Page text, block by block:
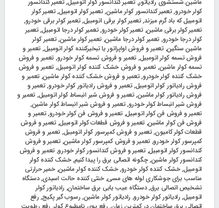
ماشین.شستشوی رادیاتور,تعمیر کندانسور کولر اتومبیل,تعمیر کندانسور
کولر خودرو,تعمیر کندانسور کولر ماشین,تعمیر کولر اتومبیل,تعمیر کولر
اتومبیل که باد گرم میزند,تعمیر کولر برقی اتومبیل,تعمیر کولر برقی خودرو,
تعمیر کولر برقی ماشین,تعمیر کولر خودرو,تعمیر کولر درجا اتومبیل,تعمیر
کولر درجا خودرو,تعمیر کولر درجا ماشین,تعمیر کولر ماشین,تعمیر کولر
ماشین سنگین,تعمیر و فروش اواپراتور یا تبخیرکننده کولر اتومبیل,تعمیر و
فروش تسمه کولر اتومبیل,تعمیر و فروش تسمه کولر خودرو,تعمیر و فروش
تسمه کولر ماشین,تعمیر و فروش خشک‌ کننده کولر اتومبیل,تعمیر و فروش
خشک‌ کننده کولر خودرو,تعمیر و فروش خشک‌ کننده کولر ماشین,تعمیر و
فروش رادیاتور کولر اتومبیل,تعمیر و فروش رادیاتور کولر خودرو,تعمیر و
فروش رادیاتور کولر ماشین,تعمیر و فروش شیر انبساط کولر اتومبیل,تعمیر و
فروش شیر انبساط کولر خودرو,تعمیر و فروش شیر انبساط کولر ماشین,
تعمیر و فروش فن کولر اتومبیل,تعمیر و فروش فن کولر خودرو,تعمیر و
فروش فن کولر ماشین,تعمیر و فروش قطعات کولر اتومبیل,تعمیر و فروش
قطعات کولر کامیون,تعمیر و فروش کمپرسور کولر اتومبیل,تعمیر و فروش
کمپرسور کولر خودرو,تعمیر و فروش کمپرسور کولر ماشین,تعمیر و فروش
کندانسور کولر اتومبیل,تعمیر و فروش کندانسور کولر خودرو,تعمیر و فروش
کندانسور کولر ماشین,چگونه اتصالی برق را پیدا کنیم,خشک‌ کننده کولر
اتومبیل,خشک‌ کننده کولر خودرو,خشک‌ کننده کولر ماشین,خمیر حرارتی
مناسب برای جوشکاری لوله های مسی,خنثی کننده حالت اسیدی,دستگاه
تشخیص اتصالی برق,دستگاه عیب یابی برق ساختمان, رادیاتور کولر
اتومبیل,رادیاتور کولر خودرو, رادیاتور کولر ماشین,رسوب گیر پکیج,رفع